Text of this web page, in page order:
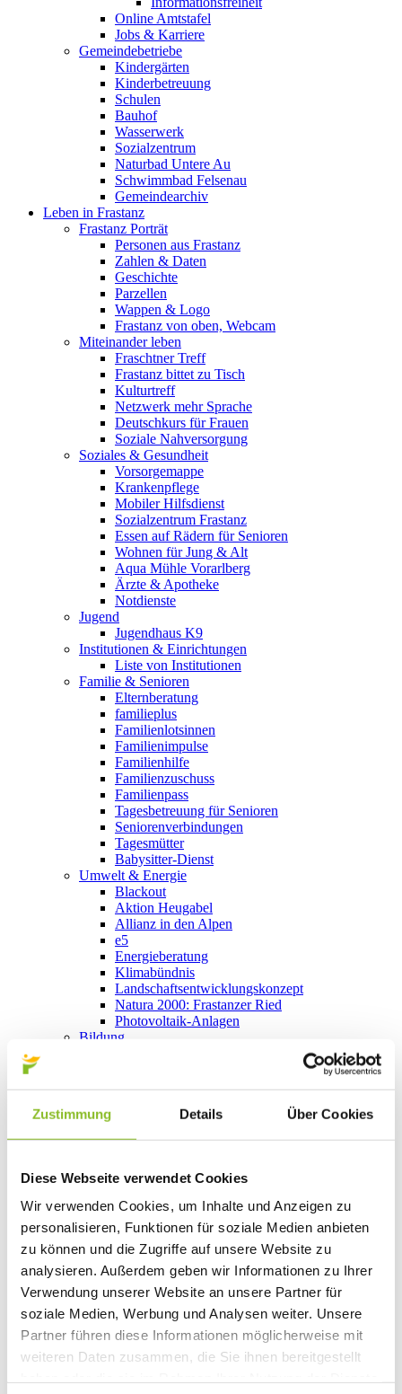
Zustimmung Details Über Cookies
Diese Webseite verwendet Cookies
Wir verwenden Cookies, um Inhalte und Anzeigen zu
personalisieren, Funktionen für soziale Medien anbieten
zu können und die Zugriffe auf unsere Website zu
analysieren. Außerdem geben wir Informationen zu Ihrer
Verwendung unserer Website an unsere Partner für
soziale Medien, Werbung und Analysen weiter. Unsere
Partner führen diese Informationen möglicherweise mit
weiteren Daten zusammen, die Sie ihnen bereitgestellt
Online Amtstafel
Jobs & Karriere
Gemeindebetriebe
Kindergärten
Kinderbetreuung
Schulen
Bauhof
Wasserwerk
Sozialzentrum
Naturbad Untere Au
Schwimmbad Felsenau
Gemeindearchiv
Leben in Frastanz
Frastanz Porträt
Personen aus Frastanz
Zahlen & Daten
Geschichte
Parzellen
Wappen & Logo
Frastanz von oben, Webcam
Miteinander leben
Fraschtner Treff
Frastanz bittet zu Tisch
Kulturtreff
Netzwerk mehr Sprache
Deutschkurs für Frauen
Soziale Nahversorgung
Soziales & Gesundheit
Vorsorgemappe
Krankenpflege
Mobiler Hilfsdienst
Sozialzentrum Frastanz
Essen auf Rädern für Senioren
Wohnen für Jung & Alt
Aqua Mühle Vorarlberg
Ärzte & Apotheke
Notdienste
Jugend
Jugendhaus K9
Institutionen & Einrichtungen
Liste von Institutionen
Familie & Senioren
Elternberatung
familieplus
Familienlotsinnen
Familienimpulse
Familienhilfe
Familienzuschuss
Familienpass
Tagesbetreuung für Senioren
Seniorenverbindungen
Tagesmütter
Babysitter-Dienst
Umwelt & Energie
Blackout
Aktion Heugabel
Allianz in den Alpen
e5
Energieberatung
Klimabündnis
Landschaftsentwicklungskonzept
Natura 2000: Frastanzer Ried
Photovoltaik-Anlagen
Bildung
Kultur
Vorarlberger Museumswelt
Tabakausstellung
Kino vor Ort
Bibliothek
Gastronomie
Essen und Trinken in Frastanz
Sport
Naturbad Untere Au
Schwimmbad Felsenau
Wandern in Frastanz
Schilift Bazora